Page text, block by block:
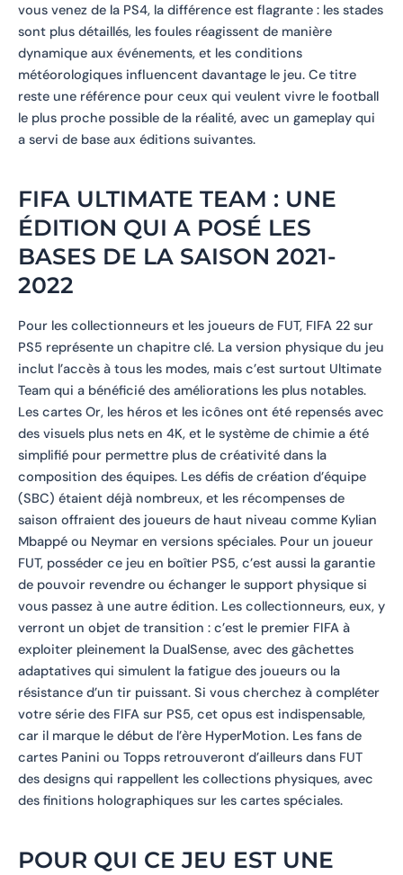
vous venez de la PS4, la différence est flagrante : les stades
sont plus détaillés, les foules réagissent de manière
dynamique aux événements, et les conditions
météorologiques influencent davantage le jeu. Ce titre
reste une référence pour ceux qui veulent vivre le football
le plus proche possible de la réalité, avec un gameplay qui
a servi de base aux éditions suivantes.
FIFA ULTIMATE TEAM : UNE
ÉDITION QUI A POSÉ LES
BASES DE LA SAISON 2021-
2022
Pour les collectionneurs et les joueurs de FUT, FIFA 22 sur
PS5 représente un chapitre clé. La version physique du jeu
inclut l’accès à tous les modes, mais c’est surtout Ultimate
Team qui a bénéficié des améliorations les plus notables.
Les cartes Or, les héros et les icônes ont été repensés avec
des visuels plus nets en 4K, et le système de chimie a été
simplifié pour permettre plus de créativité dans la
composition des équipes. Les défis de création d’équipe
(SBC) étaient déjà nombreux, et les récompenses de
saison offraient des joueurs de haut niveau comme Kylian
Mbappé ou Neymar en versions spéciales. Pour un joueur
FUT, posséder ce jeu en boîtier PS5, c’est aussi la garantie
de pouvoir revendre ou échanger le support physique si
vous passez à une autre édition. Les collectionneurs, eux, y
verront un objet de transition : c’est le premier FIFA à
exploiter pleinement la DualSense, avec des gâchettes
adaptatives qui simulent la fatigue des joueurs ou la
résistance d’un tir puissant. Si vous cherchez à compléter
votre série des FIFA sur PS5, cet opus est indispensable,
car il marque le début de l’ère HyperMotion. Les fans de
cartes Panini ou Topps retrouveront d’ailleurs dans FUT
des designs qui rappellent les collections physiques, avec
des finitions holographiques sur les cartes spéciales.
POUR QUI CE JEU EST UNE